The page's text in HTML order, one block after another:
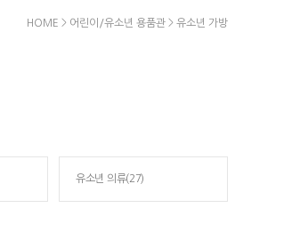
HOME > 어린이/유소년 용품관 > 유소년 가방
유소년 의류(27)